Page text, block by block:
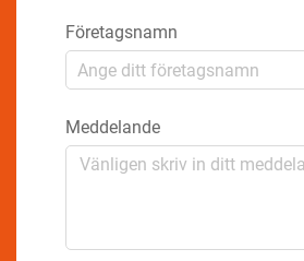
Företagsnamn
Meddelande